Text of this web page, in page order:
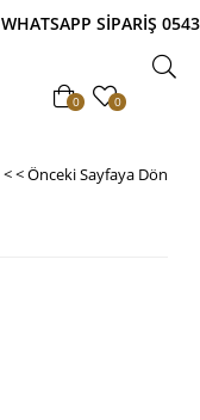
SİPARİŞ 0543 900
0 0
< < Önceki Sayfaya Dön